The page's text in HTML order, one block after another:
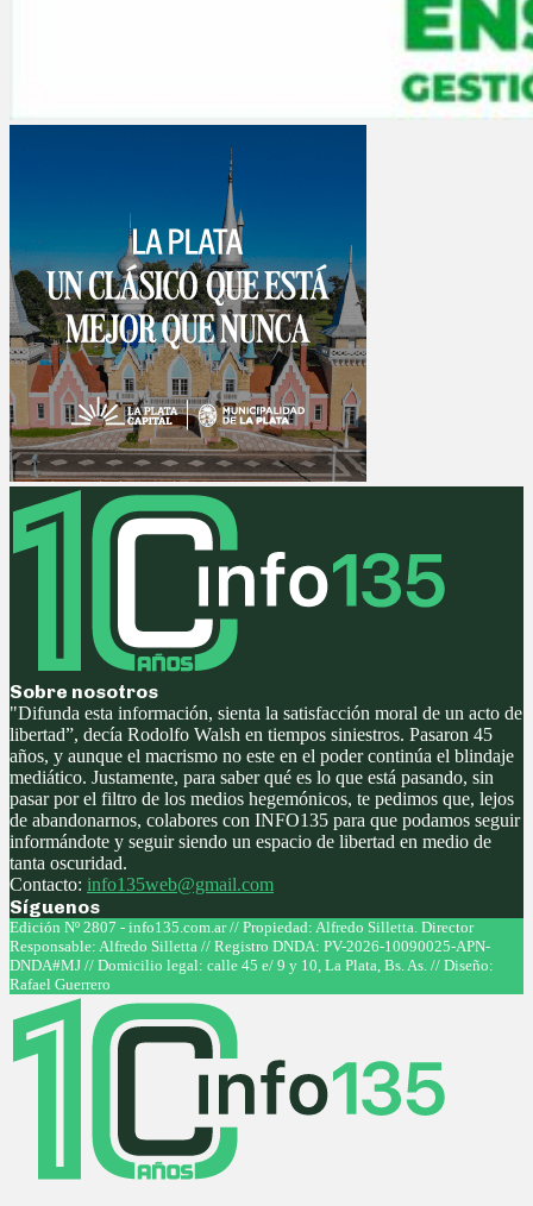
Sobre nosotros
"Difunda esta información, sienta la satisfacción moral de un acto de
libertad”, decía Rodolfo Walsh en tiempos siniestros. Pasaron 45
años, y aunque el macrismo no este en el poder continúa el blindaje
mediático. Justamente, para saber qué es lo que está pasando, sin
pasar por el filtro de los medios hegemónicos, te pedimos que, lejos
de abandonarnos, colabores con INFO135 para que podamos seguir
informándote y seguir siendo un espacio de libertad en medio de
tanta oscuridad.
Contacto: info135web@gmail.com
Síguenos
Facebook
Twitter
Instagram
Youtube
Edición Nº 2807 - info135.com.ar // Propiedad: Alfredo Silletta. Director
Responsable: Alfredo Silletta // Registro DNDA: PV-2026-10090025-APN-
DNDA#MJ // Domicilio legal: calle 45 e/ 9 y 10, La Plata, Bs. As. // Diseño:
Rafael Guerrero